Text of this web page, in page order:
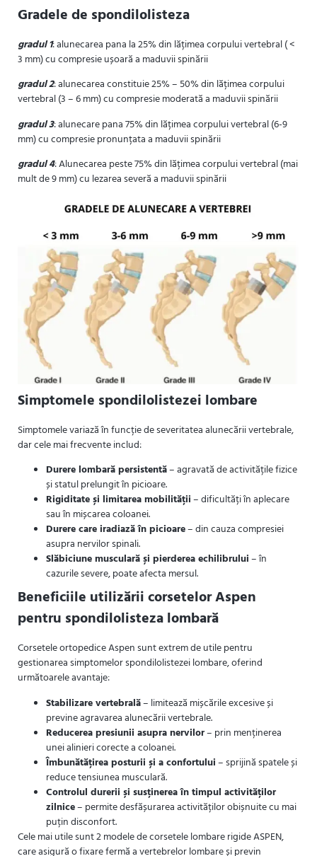
Gradele de spondilolisteza
gradul 1: alunecarea pana la 25% din lățimea corpului vertebral ( <
3 mm) cu compresie ușoară a maduvii spinării
gradul 2: alunecarea constituie 25% – 50% din lățimea corpului
vertebral (3 – 6 mm) cu compresie moderată a maduvii spinării
gradul 3: alunecare pana 75% din lățimea corpului vertebral (6-9
mm) cu compresie pronunțata a maduvii spinării
gradul 4: Alunecarea peste 75% din lățimea corpului vertebral (mai
mult de 9 mm) cu lezarea severă a maduvii spinării
Simptomele spondilolistezei lombare
Simptomele variază în funcție de severitatea alunecării vertebrale,
dar cele mai frecvente includ:
Durere lombară persistentă– agravată de activitățile fizice
și statul prelungit în picioare.
Rigiditate și limitarea mobilității– dificultăți în aplecare
sau în mișcarea coloanei.
Durere care iradiază în picioare– din cauza compresiei
asupra nervilor spinali.
Slăbiciune musculară și pierderea echilibrului– în
cazurile severe, poate afecta mersul.
Beneficiile utilizării corsetelor Aspen
pentru spondilolisteza lombară
Corsetele ortopedice Aspen sunt extrem de utile pentru
gestionarea simptomelor spondilolistezei lombare, oferind
următoarele avantaje:
Stabilizare vertebrală– limitează mișcările excesive și
previne agravarea alunecării vertebrale.
Reducerea presiunii asupra nervilor– prin menținerea
unei alinieri corecte a coloanei.
Îmbunătățirea posturii și a confortului– sprijină spatele și
reduce tensiunea musculară.
Controlul durerii și susținerea în timpul activităților
zilnice– permite desfășurarea activităților obișnuite cu mai
puțin disconfort.
Cele mai utile sunt 2 modele de corsetele lombare rigide ASPEN,
care asigură o fixare fermă a vertebrelor lombare și previn